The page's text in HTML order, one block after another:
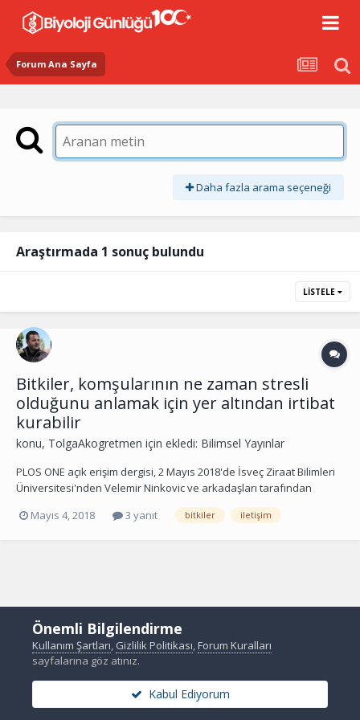
Forum Ana Sayfa
Daha fazla arama seçeneği
Araştırmada 1 sonuç bulundu
LISTELE
Bitkiler, komşularının ne zaman stresli
olduğunu anlamak için yer altından irtibat
kurabilir
konu, TolgaAkogretmen için ekledi: Bilimsel Yayınlar
PLOS ONE açık erişim dergisi, 2 Mayıs 2018'de İsveç Ziraat Bilimleri
Üniversitesi'nden Velemir Ninkovic ve arkadaşları tarafından
yayınlanan bir çalışmayı rapor etmektedir: Birbirine yakın büyüyen
mısır fidanları, yakınlardaki bitkilerin büyümesini etkileyen yeraltı
Mayıs 4, 2018 3 yanıt bitkiler iletişim
Önemli Bilgilendirme
Kullanım Şartları, Gizlilik Politikası,Forum Kuralları
sayfalarına göz atınız.
Kabul Ediyorum